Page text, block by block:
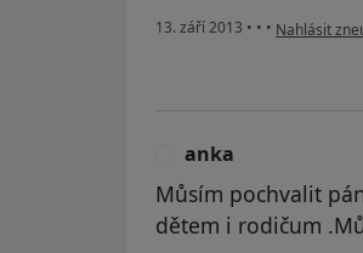
13. září 2013 • • • podle
Nahlásit
anka
Můsím pochvalit
dětem i rodičum